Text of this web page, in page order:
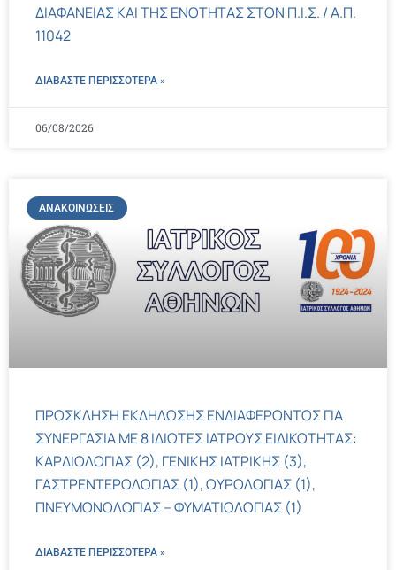
ΔΙΑΦΑΝΕΙΑΣ ΚΑΙ ΤΗΣ ΕΝΟΤΗΤΑΣ ΣΤΟΝ Π.Ι.Σ. / Α.Π.
11042
ΔΙΑΒΑΣΤΕ ΠΕΡΙΣΣΌΤΕΡΑ »
06/08/2026
ΑΝΑΚΟΙΝΏΣΕΙΣ
ΠΡΟΣΚΛΗΣΗ ΕΚΔΗΛΩΣΗΣ ΕΝΔΙΑΦΕΡΟΝΤΟΣ ΓΙΑ
ΣΥΝΕΡΓΑΣΙΑ ΜΕ 8 ΙΔΙΩΤΕΣ ΙΑΤΡΟΥΣ ΕΙΔΙΚΟΤΗΤΑΣ:
ΚΑΡΔΙΟΛΟΓΙΑΣ (2), ΓΕΝΙΚΗΣ ΙΑΤΡΙΚΗΣ (3),
ΓΑΣΤΡΕΝΤΕΡΟΛΟΓΙΑΣ (1), ΟΥΡΟΛΟΓΙΑΣ (1),
ΠΝΕΥΜΟΝΟΛΟΓΙΑΣ – ΦΥΜΑΤΙΟΛΟΓΙΑΣ (1)
ΔΙΑΒΑΣΤΕ ΠΕΡΙΣΣΌΤΕΡΑ »